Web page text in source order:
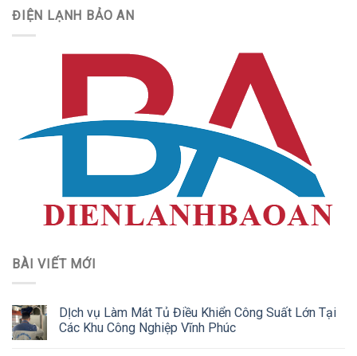
ĐIỆN LẠNH BẢO AN
BÀI VIẾT MỚI
DỊch vụ Làm Mát Tủ Điều Khiển Công Suất Lớn Tại
Các Khu Công Nghiệp Vĩnh Phúc